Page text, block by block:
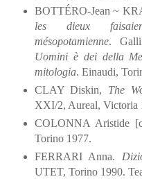
BOTTÉRO-Jean ~
les dieux
mésopotamienne.
Uomini è dei della
mitologia. Einaudi,
CLAY Diskin, The
XXI/2, Aureal, Victoria
COLONNA Aristide
Torino 1977.
FERRARI Anna.
UTET, Torino 1990.